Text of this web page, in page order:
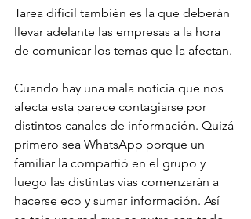
Tarea difícil también es la que deberán
llevar adelante las empresas a la hora
de comunicar los temas que la afectan.
Cuando hay una mala noticia que nos
afecta esta parece contagiarse por
distintos canales de información. Quizá
primero sea WhatsApp porque un
familiar la compartió en el grupo y
luego las distintas vías comenzarán a
hacerse eco y sumar información. Así